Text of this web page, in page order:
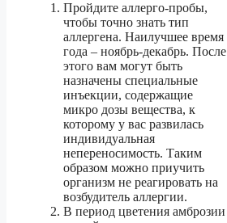
Пройдите аллерго-пробы,
чтобы точно знать тип
аллергена. Наилучшее время
года – ноябрь-декабрь. После
этого вам могут быть
назначены специальные
инъекции, содержащие
микро дозы вещества, к
которому у вас развилась
индивидуальная
непереносимость. Таким
образом можно приучить
организм не реагировать на
возбудитель аллергии.
В период цветения амброзии